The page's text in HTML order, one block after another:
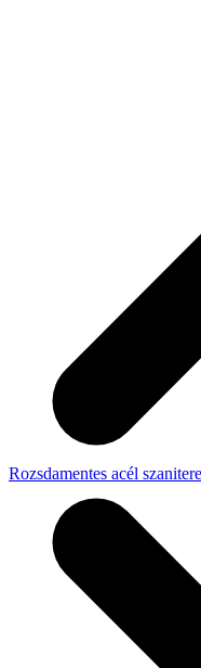
Rozsdamentes acél